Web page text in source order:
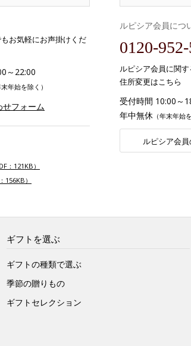
お気軽にお声掛けくだ
～22:00
末年始を除く）
せフォーム
：121KB）
156KB）
ルピシア会員につ
0120-952-
ルピシア会員に関す
住所変更はこちら
受付時間 10:00～
年中無休 （年末年始
ルピシア会
ギフトを選ぶ
ギフトの種類で選ぶ
季節の贈りもの
ギフトセレクション